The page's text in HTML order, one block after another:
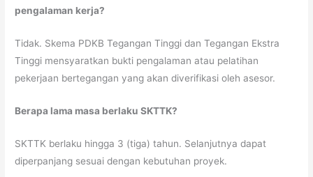
pengalaman kerja?
Tidak. Skema PDKB Tegangan Tinggi dan Tegangan Ekstra
Tinggi mensyaratkan bukti pengalaman atau pelatihan
pekerjaan bertegangan yang akan diverifikasi oleh asesor.
Berapa lama masa berlaku SKTTK?
SKTTK berlaku hingga 3 (tiga) tahun. Selanjutnya dapat
diperpanjang sesuai dengan kebutuhan proyek.